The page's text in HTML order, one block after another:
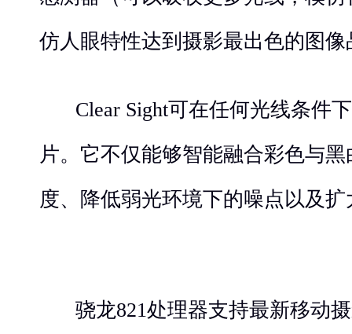
仿人眼特性达到摄影最出色的图像
Clear Sight可在任何光线条件
片。它不仅能够智能融合彩色与
度、降低弱光环境下的噪点以及
骁龙821处理器支持最新移动